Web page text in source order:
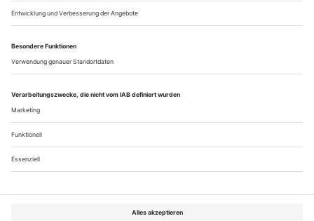
Das Buch ist eine Zumutung. Doch wer es nicht gelesen hat,
ahnt womöglich nur in Teilen, was Schmerz bedeutet, der
Verlust von Hoffnung, Liebe, Glauben. Und nein, Cesare
Paveses «Handwerk des Lebens» macht seinem Titel keine
Ehre, im Gegenteil. Dieses Tagebuch eines Lebensmüden
erzählt von den Abgründen der Existenz, die überall lauern,
nicht selten auch in uns...
Über uns Kontakt Kritikerumfrage Newsletter